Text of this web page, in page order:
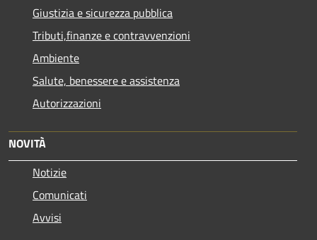
Giustizia e sicurezza pubblica
Tributi,finanze e contravvenzioni
Ambiente
Salute, benessere e assistenza
Autorizzazioni
NOVITÀ
Notizie
Comunicati
Avvisi